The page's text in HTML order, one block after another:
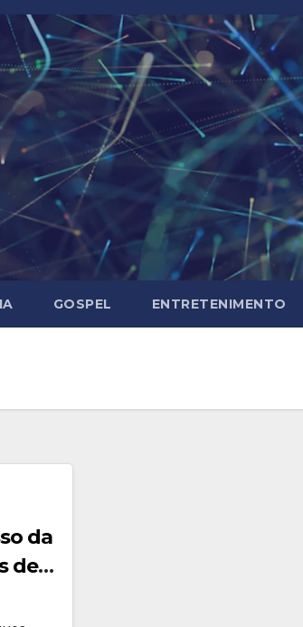
GOSPEL ENTRETENIMENTO
da
de